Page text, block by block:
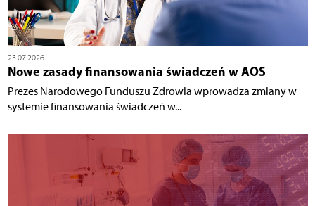
23.07.2026
Nowe zasady finansowania świadczeń w AOS
Prezes Narodowego Funduszu Zdrowia wprowadza zmiany w
systemie finansowania świadczeń w...